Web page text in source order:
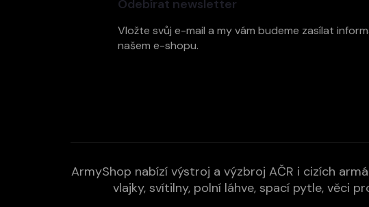
Odebírat newsletter
Vložte svůj e-mail a my vám budeme zasílat
našem e-shopu.
ArmyShop nabízí výstroj a výzbroj AČR i cizích
vlajky, svítilny, polní láhve, spací pytle, věci